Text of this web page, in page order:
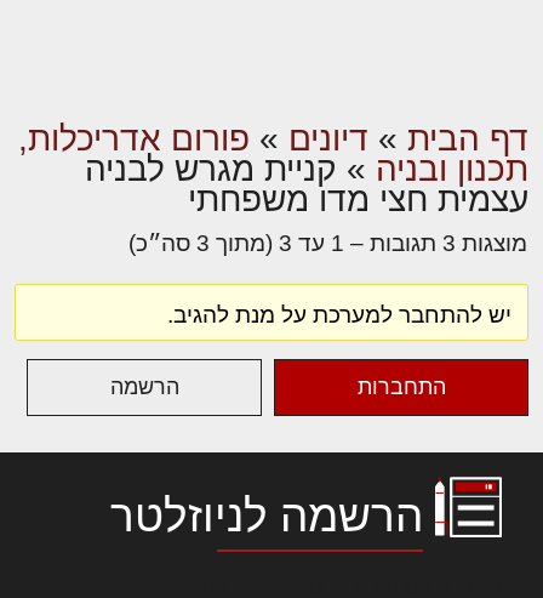
דף הבית » דיונים » פורום אדריכלות,
תכנון ובניה » קניית מגרש לבניה
עצמית חצי מדו משפחתי
מוצגות 3 תגובות – 1 עד 3 (מתוך 3 סה״כ)
יש להתחבר למערכת על מנת להגיב.
התחברות הרשמה
הרשמה לניוזלטר